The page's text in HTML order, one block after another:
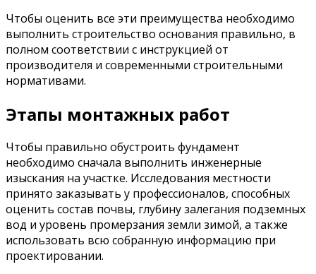
Чтобы оценить все эти преимущества необходимо
выполнить строительство основания правильно, в
полном соответствии с инструкцией от
производителя и современными строительными
нормативами.
Этапы монтажных работ
Чтобы правильно обустроить фундамент
необходимо сначала выполнить инженерные
изыскания на участке. Исследования местности
принято заказывать у профессионалов, способных
оценить состав почвы, глубину залегания подземных
вод и уровень промерзания земли зимой, а также
использовать всю собранную информацию при
проектировании.